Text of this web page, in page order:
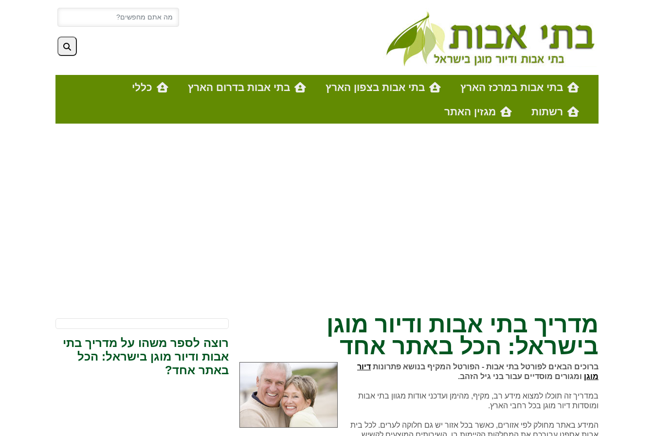
בתי אבות במרכז הארץ בתי אבות בצפון הארץ בתי אבות בדרום הארץ
כללי
רשתות
מגזין האתר
מדריך בתי אבות ודיור מוגן
בישראל: הכל באתר אחד
ברוכים הבאים לפורטל בתי אבות - הפורטל המקיף בנושא פתרונות דיור
מוגן ומגורים מוסדיים עבור בני גיל הזהב.
במדריך זה תוכלו למצוא מידע רב, מקיף, מהימן ועדכני אודות מגוון בתי אבות
ומוסדות דיור מוגן בכל רחבי הארץ.
המידע באתר מחולק לפי אזורים, כאשר בכל אזור יש גם חלוקה לערים. לכל בית
רוצה לספר משהו על מדריך בתי
אבות ודיור מוגן בישראל: הכל
באתר אחד?